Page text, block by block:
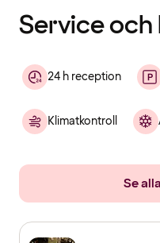
Service
24 h reception
Klimatkontroll
Se